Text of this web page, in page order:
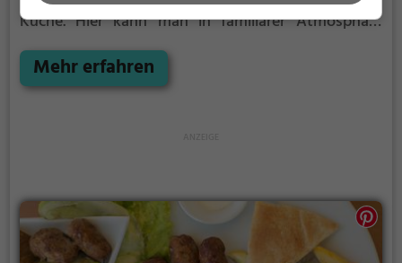
Küche. Hier kann man in familiärer Atmosphäre
Vielfalt der Speisen überraschen lassen. Egal ob
herzhafte Fleischgerichte, frischer Fisch oder
Genusserlebnis ab. Der Brückenwirt ist der ideale Ort
für gesellige Abende und genussvolle Stunden - hier
schmeckt man die Leidenschaft für gutes Essen!
Mehr erfahren